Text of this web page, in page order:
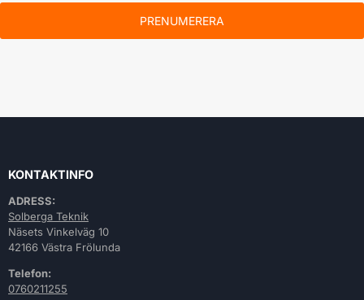
PRENUMERERA
KONTAKTINFO
ADRESS:
Solberga Teknik
Näsets Vinkelväg 10
42166 Västra Frölunda
Telefon:
0760211255